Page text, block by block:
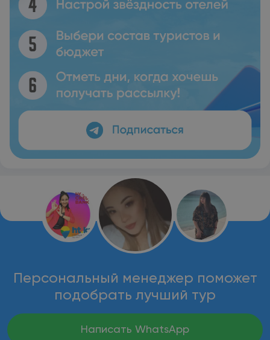
Персональный менеджер поможет
подобрать лучший тур
Написать WhatsApp